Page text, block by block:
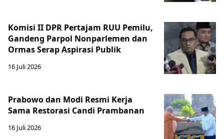
Komisi II DPR Pertajam RUU Pemilu,
Gandeng Parpol Nonparlemen dan
Ormas Serap Aspirasi Publik
16 Juli 2026
Prabowo dan Modi Resmi Kerja
Sama Restorasi Candi Prambanan
16 Juli 2026